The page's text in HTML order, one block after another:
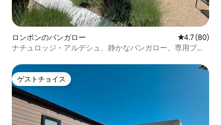
ロンポンのバンガロー レビュー80
4.7 (80)
ナチュロッジ・アルデシュ、静かなバンガロー、専用プー
ゲストチョイス
ゲストチョイス